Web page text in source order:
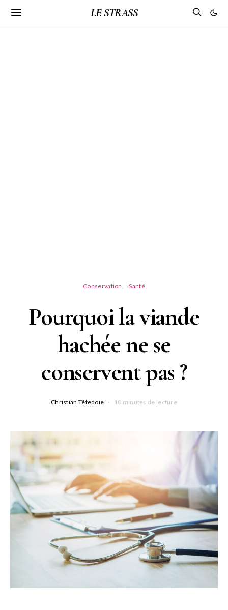
LE STRASS
Conservation Santé
Pourquoi la viande
hachée ne se
conservent pas ?
Christian Têtedoie 10 minutes de lecture